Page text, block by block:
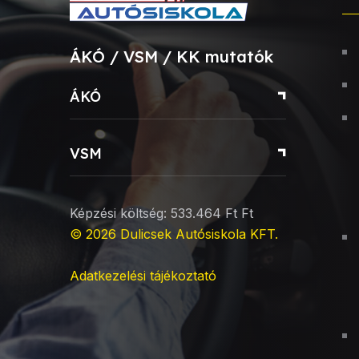
ÁKÓ / VSM / KK mutatók
ÁKÓ
VSM
Képzési költség: 533.464 Ft Ft
© 2026 Dulicsek Autósiskola KFT.
Adatkezelési tájékoztató